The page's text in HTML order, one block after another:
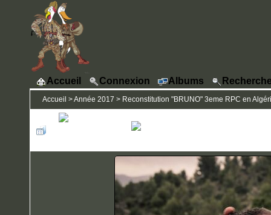
Accueil Connexion Albums
Accueil >Année 2017 > Reconstitution "BRUNO" 3eme RPC en